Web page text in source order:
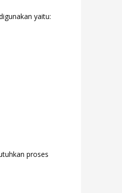
yaitu:
proses